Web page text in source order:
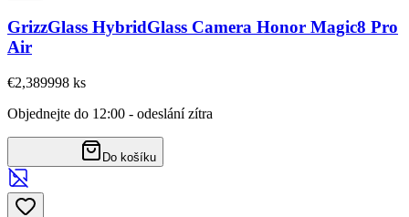
GrizzGlass HybridGlass Camera Honor Magic8 Pro
Air
€2,389998 ks
Objednejte do 12:00 - odeslání zítra
Do košíku